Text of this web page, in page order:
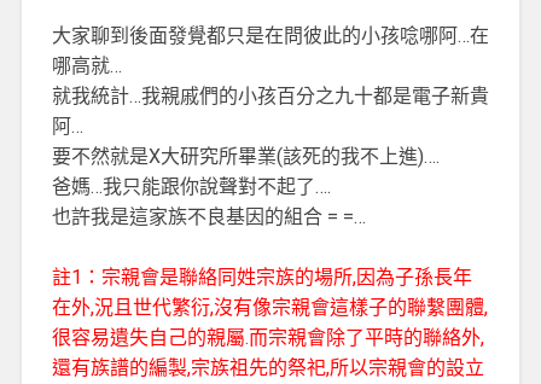
大家聊到後面發覺都只是在問彼此的小孩唸哪阿…在
哪高就…
就我統計…我親戚們的小孩百分之九十都是電子新貴
阿…
要不然就是X大研究所畢業(該死的我不上進)….
爸媽…我只能跟你說聲對不起了….
也許我是這家族不良基因的組合 = =…
註1： 宗親會是聯絡同姓宗族的場所,因為子孫長年
在外,況且世代繁衍,沒有像宗親會這樣子的聯繫團體,
很容易遺失自己的親屬.而宗親會除了平時的聯絡外,
還有族譜的編製,宗族祖先的祭祀,所以宗親會的設立